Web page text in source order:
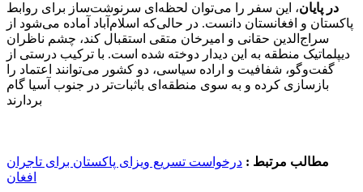
در پایان، این سفر را می‌توان لحظه‌ای سرنوشت‌ساز برای روابط
پاکستان و افغانستان دانست. در حالی‌که اسلام‌آباد آماده می‌شود از
سراج‌الدین حقانی و امیرخان متقی استقبال کند، چشم ناظران
دیپلماتیک منطقه به این دیدار دوخته شده است. با ترکیب درستی از
گفت‌وگو، شفافیت و اراده سیاسی، دو کشور می‌توانند اعتماد را
بازسازی کرده و به سوی منطقه‌ای باثبات‌تر در جنوب آسیا گام
بردارند
مطالب مرتبط : درخواست تسریع ویزای پاکستان برای تاجران
افغان